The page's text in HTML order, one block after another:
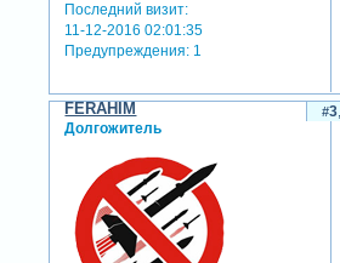
Последний визит:
11-12-2016 02:01:35
Предупреждения: 1
3
FERAHIM
Долгожитель